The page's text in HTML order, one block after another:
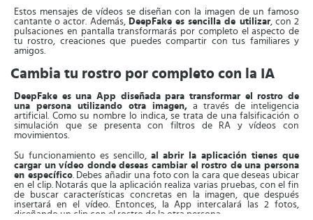
Estos mensajes de vídeos se diseñan con la imagen de un famoso
cantante o actor. Además, DeepFake es sencilla de utilizar, con 2
pulsaciones en pantalla transformarás por completo el aspecto de
tu rostro, creaciones que puedes compartir con tus familiares y
amigos.
Cambia tu rostro por completo con la IA
DeepFake es una App diseñada para transformar el rostro de
una persona utilizando otra imagen, a través de inteligencia
artificial. Como su nombre lo indica, se trata de una falsificación o
simulación que se presenta con filtros de RA y vídeos con
movimientos.
Su funcionamiento es sencillo, al abrir la aplicación tienes que
cargar un vídeo donde deseas cambiar el rostro de una persona
en específico. Debes añadir una foto con la cara que deseas ubicar
en el clip. Notarás que la aplicación realiza varias pruebas, con el fin
de buscar características concretas en la imagen, que después
insertará en el vídeo. Entonces, la App intercalará las 2 fotos,
diseñando un clip con el rostro de la otra persona.